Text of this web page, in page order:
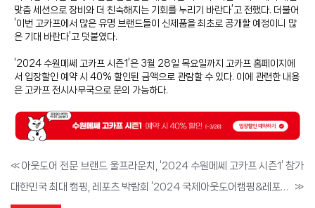
맞춤 세션으로 장비와 더 친숙해지는 기회를 누리기 바란다’고 전했다. 더불어
‘이번 고카프에서 많은 유명 브랜드들이 신제품을 최초로 공개할 예정이니 많
은 기대 바란다’고 덧붙였다.
‘2024 수원메쎄 고카프 시즌1’은 3월 28일 목요일까지 고카프 홈페이지에
서 입장할인 예약 시 40% 할인된 금액으로 관람할 수 있다. 이에 관련한 내용
은 고카프 전시사무국으로 문의 가능하다.
«아웃도어 전문 브랜드 울프라운치, ‘2024 수원메쎄 고카프 시즌1’ 참가
대한민국 최대 캠핑, 레포츠 박람회 ‘2024 국제아웃도어캠핑&레포츠페스티벌’, 5월 24일부터 킨텍스에서 개최
»